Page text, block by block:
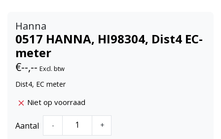
Hanna
0517 HANNA, HI98304, Dist4 EC-
meter
€--,-- Excl. btw
Dist4, EC meter
Niet op voorraad
Aantal - +